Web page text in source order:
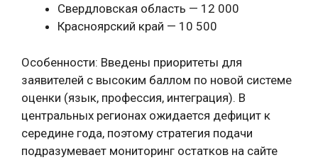
Свердловская область — 12 000
Красноярский край — 10 500
Особенности: Введены приоритеты для
заявителей с высоким баллом по новой системе
оценки (язык, профессия, интеграция). В
центральных регионах ожидается дефицит к
середине года, поэтому стратегия подачи
подразумевает мониторинг остатков на сайте